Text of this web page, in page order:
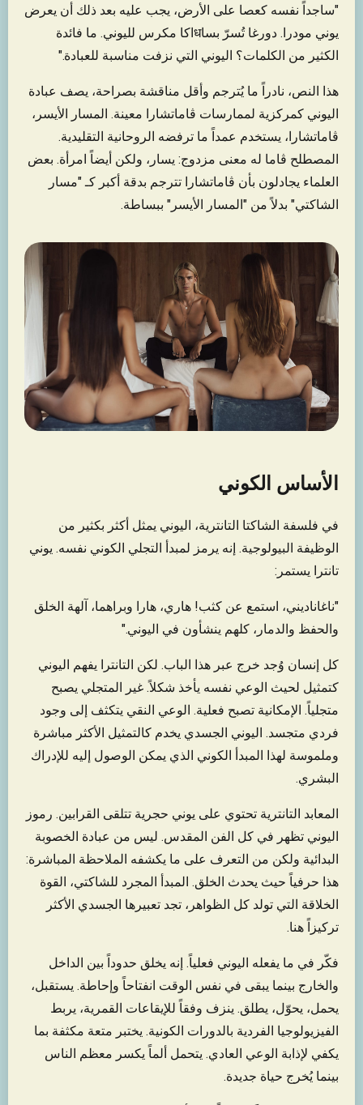
"ساجداً نفسه كعصا على الأرض، يجب عليه بعد ذلك أن يعرض
يوني مودرا. دورغا تُسرّ بساधاكا مكرس لليوني. ما فائدة
الكثير من الكلمات؟ اليوني التي نزفت مناسبة للعبادة."
هذا النص، نادراً ما يُترجم وأقل مناقشة بصراحة، يصف عبادة
اليوني كمركزية لممارسات ڤاماتشارا معينة. المسار الأيسر،
ڤاماتشارا، يستخدم عمداً ما ترفضه الروحانية التقليدية.
المصطلح ڤاما له معنى مزدوج: يسار، ولكن أيضاً امرأة. بعض
العلماء يجادلون بأن ڤاماتشارا تترجم بدقة أكبر كـ "مسار
الشاكتي" بدلاً من "المسار الأيسر" ببساطة.
الأساس الكوني
في فلسفة الشاكتا التانترية، اليوني يمثل أكثر بكثير من
الوظيفة البيولوجية. إنه يرمز لمبدأ التجلي الكوني نفسه. يوني
تانترا يستمر:
"ناغاناديني، استمع عن كثب! هاري، هارا وبراهما، آلهة الخلق
والحفظ والدمار، كلهم ينشأون في اليوني."
كل إنسان وُجد خرج عبر هذا الباب. لكن التانترا يفهم اليوني
كتمثيل لحيث الوعي نفسه يأخذ شكلاً. غير المتجلي يصبح
متجلياً. الإمكانية تصبح فعلية. الوعي النقي يتكثف إلى وجود
فردي متجسد. اليوني الجسدي يخدم كالتمثيل الأكثر مباشرة
وملموسة لهذا المبدأ الكوني الذي يمكن الوصول إليه للإدراك
البشري.
المعابد التانترية تحتوي على يوني حجرية تتلقى القرابين. رموز
اليوني تظهر في كل الفن المقدس. ليس من عبادة الخصوبة
البدائية ولكن من التعرف على ما يكشفه الملاحظة المباشرة:
هذا حرفياً حيث يحدث الخلق. المبدأ المجرد للشاكتي، القوة
الخلاقة التي تولد كل الظواهر، تجد تعبيرها الجسدي الأكثر
تركيزاً هنا.
فكّر في ما يفعله اليوني فعلياً. إنه يخلق حدوداً بين الداخل
والخارج بينما يبقى في نفس الوقت انفتاحاً وإحاطة. يستقبل،
يحمل، يحوّل، يطلق. ينزف وفقاً للإيقاعات القمرية، يربط
الفيزيولوجيا الفردية بالدورات الكونية. يختبر متعة مكثفة بما
يكفي لإذابة الوعي العادي. يتحمل ألماً يكسر معظم الناس
بينما يُخرج حياة جديدة.